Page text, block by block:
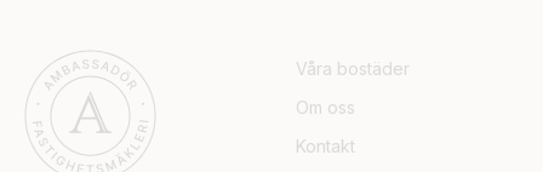
Våra bostäder
Om oss
Kontakt